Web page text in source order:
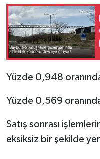
Yüzde 0,948
Yüzde 0,569
Satış sonrası
eksiksiz bir şekilde